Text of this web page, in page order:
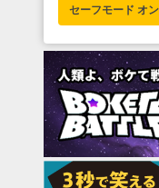
セーフモード オン